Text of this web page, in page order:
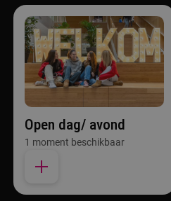
Open dag/ avond
1 moment beschikbaar